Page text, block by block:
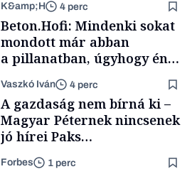
K&amp;H 4 perc
Beton.Hofi: Mindenki sokat
mondott már abban
a pillanatban, úgyhogy én
a legsarkosabb
gondolataimat akartam
kimondani
Vaszkó Iván 4 perc
A gazdaság nem bírná ki –
Magyar Péternek nincsenek
jó hírei Paks
újraindításáról
Forbes 1 perc